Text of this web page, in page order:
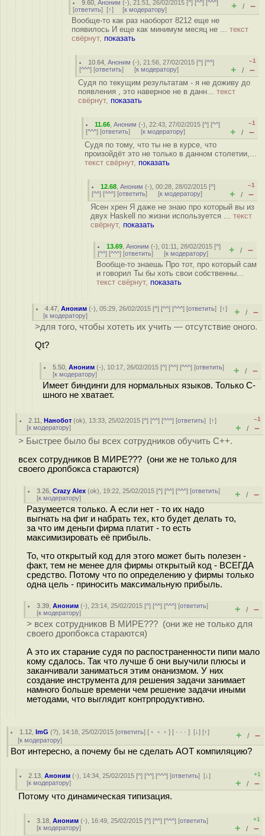
9.60 ,Аноним (-), 21:51, 26/02/2015 [^] [^^] [^^^]
[ответить] [↑] [к модератору] + / –
Вообще-то как раз наоборот 8212 еще не
появилось И еще как минимум месяц не ... текст
свёрнут, показать
10.64 ,Аноним (-), 21:56, 27/02/2015 [^] [^^]
[^^^] [ответить] [к модератору]
–1
+ / –
Судя по текущим результатам - я не доживу до
появления , это наверное не в данн... текст
свёрнут, показать
11.66 ,Аноним (-), 22:43, 27/02/2015 [^] [^^]
[^^^] [ответить] [к модератору]
–1
+ / –
Судя по тому, что ты не в курсе, что
произойдёт это не только в данном столетии,...
текст свёрнут, показать
12.68 ,Аноним (-), 00:28, 28/02/2015 [^]
[^^] [^^^] [ответить] [к модератору]
–1
+ / –
Ясен хрен Я даже не знаю про который вы из
двух Haskell по жизни используется ... текст
свёрнут, показать
13.69 ,Аноним (-), 01:11, 28/02/2015 [^]
[^^] [^^^] [ответить] [к модератору] + / –
Вообще-то знаешь Про тот, про который сам
и говорил Ты бы хоть свои собственны...
текст свёрнут, показать
4.47 ,Аноним (-), 05:29, 26/02/2015 [^] [^^] [^^^] [ответить][↑]
[к модератору] + / –
>для того, чтобы хотеть их учить — отсутствие оного.
Qt?
5.50 ,Аноним (-), 10:17, 26/02/2015 [^] [^^] [^^^] [ответить]
[к модератору] + / –
Имеет биндинги для нормальных языков. Только C-
шного не хватает.
2.11 ,Нанобот (ok), 13:33, 25/02/2015 [^] [^^] [^^^] [ответить][↑]
[к модератору]
–1
+ / –
> Быстрее было бы всех сотрудников обучить С++.
всех сотрудников В МИРЕ??? (они же не только для
своего дропбокса стараются)
3.26 ,Crazy Alex (ok), 19:22, 25/02/2015 [^] [^^] [^^^] [ответить]
[к модератору] + / –
Разумеется только. А если нет - то их надо
выгнать на фиг и набрать тех, кто будет делать то,
за что им деньги фирма платит - то есть
максимизировать её прибыль.
То, что открытый код для этого может быть полезен -
факт, тем не менее для фирмы открытый код - ВСЕГДА
средство. Потому что по определению у фирмы только
одна цель - приносить максимальную прибыль.
3.39 ,Аноним (-), 23:14, 25/02/2015 [^] [^^] [^^^] [ответить]
[к модератору] + / –
> всех сотрудников В МИРЕ??? (они же не только для
своего дропбокса стараются)
А это их старание судя по распостраненности пипи мало
кому сдалось. Так что лучше б они выучили плюсы и
заканчивали заниматься этим онанизмом. У них
создание инструмента для решения задачи занимает
намного больше времени чем решение задачи иными
методами, что выглядит контрпродуктивно.
1.12 ,ImG (?), 14:18, 25/02/2015 [ответить] [ ﹢﹢﹢] [ · · ·][↓] [↑]
[к модератору] + / –
Вот интересно, а почему бы не сделать AOT компиляцию?
2.13 ,Аноним (-), 14:34, 25/02/2015 [^] [^^] [^^^] [ответить][↓]
[к модератору]
+1
+ / –
Потому что динамическая типизация.
3.18 ,Аноним (-), 16:49, 25/02/2015 [^] [^^] [^^^] [ответить]
[к модератору]
+1
+ / –